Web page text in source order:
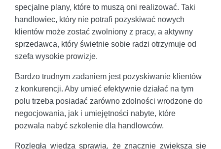
specjalne plany, które to muszą oni realizować. Taki
handlowiec, który nie potrafi pozyskiwać nowych
klientów może zostać zwolniony z pracy, a aktywny
sprzedawca, który świetnie sobie radzi otrzymuje od
szefa wysokie prowizje.
Bardzo trudnym zadaniem jest pozyskiwanie klientów
z konkurencji. Aby umieć efektywnie działać na tym
polu trzeba posiadać zarówno zdolności wrodzone do
negocjowania, jak i umiejętności nabyte, które
pozwala nabyć szkolenie dla handlowców.
Rozległa wiedza sprawia, że znacznie zwiększa się